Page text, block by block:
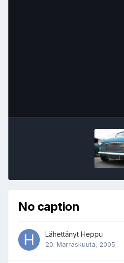
No caption
Lähettänyt Heppu
20. Marraskuuta, 2005